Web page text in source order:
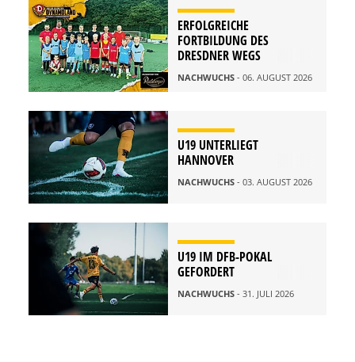
ERFOLGREICHE
FORTBILDUNG DES
DRESDNER WEGS
NACHWUCHS - 06. AUGUST 2026
U19 UNTERLIEGT
HANNOVER
NACHWUCHS - 03. AUGUST 2026
U19 IM DFB-POKAL
GEFORDERT
NACHWUCHS - 31. JULI 2026